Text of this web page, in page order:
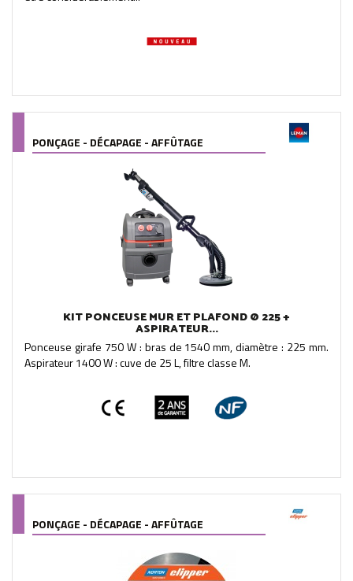
PONÇAGE - DÉCAPAGE - AFFÛTAGE
KIT PONCEUSE MUR ET PLAFOND Ø 225 +
ASPIRATEUR...
Ponceuse girafe 750 W : bras de 1540 mm, diamètre : 225 mm.
Aspirateur 1400 W : cuve de 25 L, filtre classe M.
PONÇAGE - DÉCAPAGE - AFFÛTAGE